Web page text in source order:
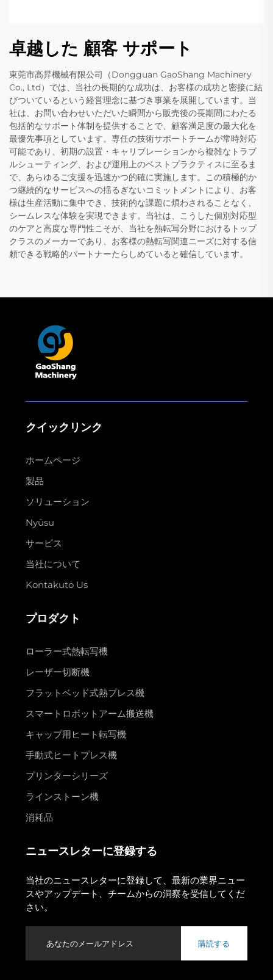
卓越した 顧客 サポート
東莞市高昇機械有限公司（Dongguan GaoShang Machinery
Co., Ltd）では、当社の長期的な成功は、お客様の成功と密接に結
びついているという経営理念に基づき事業を展開しています。当
社は、お問い合わせいただいた瞬間から販売後の長期間にわたる
包括的なサポート体制を提供することで、顧客満足度の最大化を
最優先事項としています。専任の技術サポートチームが常時対応
可能であり、初期の設置・キャリブレーションから複雑なトラブ
ルシューティング、および運用上のベストプラクティスに至るま
で、あらゆるご支援を迅速かつ的確に実施します。この積極的か
つ継続的なサービスへの揺るぎないコミットメントにより、お客
様は生産活動に集中でき、技術的な課題に煩わされることなく、
シームレスな体験を実現できます。当社は、こうした個別対応型
のケアと高度な専門性こそが、当社を熱転写分野におけるトップ
クラスのメーカーであり、お客様の熱転写関連ニーズに対する信
頼できる戦略的パートナーたらしめていると確信しています。
クイックリンク
ホームページ
製品
ソリューション
Nyūsu
サービス
当社について
Kontakuto Us
プロダクト
ローラー式熱転写機
レーザー切断機
フラットベッド式熱プレス機
スマートロボットアーム搬送機
キャップ用ヒート転写機
手動式ヒートプレス機
プリンターシリーズ
ラインストーン機
消耗品
ニュースレターに登録する
当社のニュースレターに登録して、最新の業界ニュー
スやアップデート、チームからの洞察を受信してくだ
さい。
購読する